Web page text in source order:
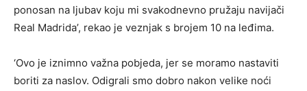
ponosan na ljubav koju mi svakodnevno pružaju navijači
Real Madrida’, rekao je veznjak s brojem 10 na leđima.
‘Ovo je iznimno važna pobjeda, jer se moramo nastaviti
boriti za naslov. Odigrali smo dobro nakon velike noći